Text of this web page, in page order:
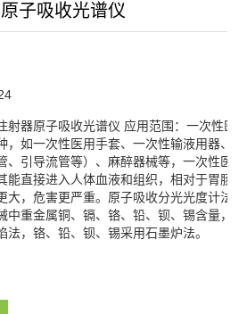
子吸收光谱仪
射器原子吸收光谱仪 应用范围：一次性医
，如一次性医用手套、一次性输液用器、
、引导流管等）、麻醉器械等，一次性医
能直接进入人体血液和组织，相对于胃肠
大，危害更严重。原子吸收分光光度计法
中重金属铜、镉、铬、铅、钡、锡含量，
法，铬、铅、钡、锡采用石墨炉法。